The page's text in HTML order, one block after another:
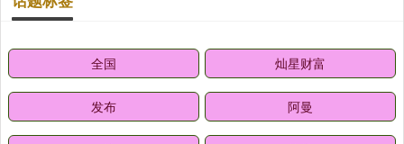
全国 灿星财富
发布 阿曼